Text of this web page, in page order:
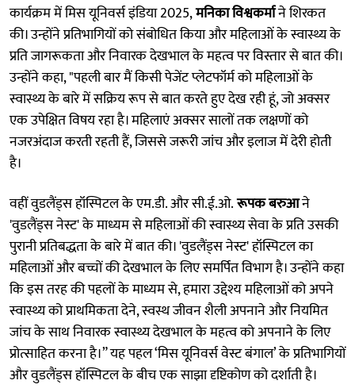
कार्यक्रम में मिस यूनिवर्स इंडिया 2025,मनिका विश्वकर्माने शिरकत
की। उन्होंने प्रतिभागियों को संबोधित किया और महिलाओं के स्वास्थ्य के
प्रति जागरूकता और निवारक देखभाल के महत्व पर विस्तार से बात की।
उन्होंने कहा, "पहली बार मैं किसी पेजेंट प्लेटफॉर्म को महिलाओं के
स्वास्थ्य के बारे में सक्रिय रूप से बात करते हुए देख रही हूं, जो अक्सर
एक उपेक्षित विषय रहा है। महिलाएं अक्सर सालों तक लक्षणों को
नजरअंदाज करती रहती हैं, जिससे जरूरी जांच और इलाज में देरी होती
है।
वहीं वुडलैंड्स हॉस्पिटल के एम.डी. और सी.ई.ओ.रूपक बरुआने
'वुडलैंड्स नेस्ट' के माध्यम से महिलाओं की स्वास्थ्य सेवा के प्रति उसकी
पुरानी प्रतिबद्धता के बारे में बात की। 'वुडलैंड्स नेस्ट' हॉस्पिटल का
महिलाओं और बच्चों की देखभाल के लिए समर्पित विभाग है। उन्होंने कहा
कि इस तरह की पहलों के माध्यम से, हमारा उद्देश्य महिलाओं को अपने
स्वास्थ्य को प्राथमिकता देने, स्वस्थ जीवन शैली अपनाने और नियमित
जांच के साथ निवारक स्वास्थ्य देखभाल के महत्व को अपनाने के लिए
प्रोत्साहित करना है।” यह पहल ‘मिस यूनिवर्स वेस्ट बंगाल’ के प्रतिभागियों
और वुडलैंड्स हॉस्पिटल के बीच एक साझा दृष्टिकोण को दर्शाती है।